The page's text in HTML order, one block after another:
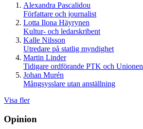
Alexandra Pascalidou
Författare och journalist
Lotta Ilona Häyrynen
Kultur- och ledarskribent
Kalle Nilsson
Utredare på statlig myndighet
Martin Linder
Tidigare ordförande PTK och Unionen
Johan Murén
Mångsysslare utan anställning
Visa fler
Opinion